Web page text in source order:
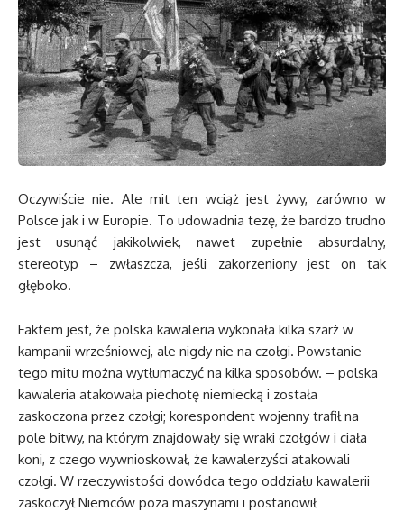
Oczywiście nie. Ale mit ten wciąż jest żywy, zarówno w
Polsce jak i w Europie. To udowadnia tezę, że bardzo trudno
jest usunąć jakikolwiek, nawet zupełnie absurdalny,
stereotyp – zwłaszcza, jeśli zakorzeniony jest on tak
głęboko.
Faktem jest, że polska kawaleria wykonała kilka szarż w
kampanii wrześniowej, ale nigdy nie na czołgi. Powstanie
tego mitu można wytłumaczyć na kilka sposobów. – polska
kawaleria atakowała piechotę niemiecką i została
zaskoczona przez czołgi; korespondent wojenny trafił na
pole bitwy, na którym znajdowały się wraki czołgów i ciała
koni, z czego wywnioskował, że kawalerzyści atakowali
czołgi. W rzeczywistości dowódca tego oddziału kawalerii
zaskoczył Niemców poza maszynami i postanowił